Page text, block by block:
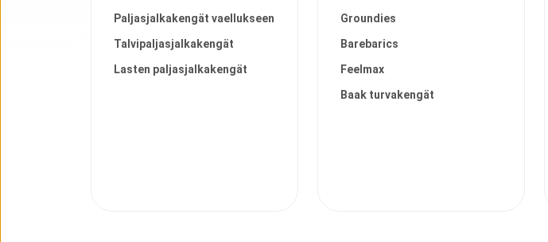
Paljasjalkakengät vaellukseen
Talvipaljasjalkakengät
Lasten paljasjalkakengät
Groundies
Barebarics
Feelmax
Baak turvakengät